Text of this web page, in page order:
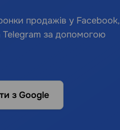
продажів у Facebook,
Telegram за допомогою
з Google